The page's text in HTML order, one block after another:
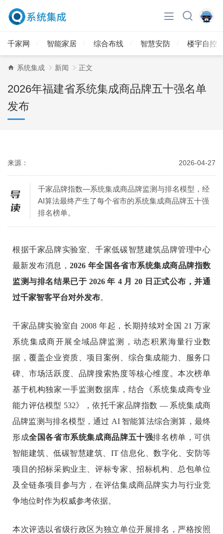
千家网 智能家居 综合布线 智慧安防 楼宇自控
系统集成 新闻 正文
2026年福建省系统集成商品牌五十强名单
发布
来源： 2026-04-27
千家品牌指数—系统集成商品牌监测与排名模型，经
AI算法最终产生了每个省市的系统集成商品牌五十强
排名榜单。
根据千家品牌实验室、千家低碳智慧建筑品牌管理中心
最新发布消息，2026 年全国各省市系统集成商品牌指数
监测与排名结果已于 2026 年 4月20 日正式公布，并通
过千家智客平台对外发布。
千家品牌实验室自 2008 年起，长期持续对全国 21 万家
系统集成商开展全域品牌监测，动态积累海量行业数
据，覆盖企业资质、项目案例、综合集成能力、服务口
碑、市场活跃度、品牌搜索热度等核心维度。本次榜单
基于机构独家一手监测数据库，结合《系统集成商专业
能力评估模型 532》，依托千家品牌指数 — 系统集成商
品牌监测与排名模型，通过 AI 智能算法综合测算，最终
形成全国各省市系统集成商品牌五十强排名榜单，可供
智能建筑、低碳智慧建筑、IT 信息化、数字化、安防等
项目的招标采购业主、评标专家、招标机构、总包单位
及全链条项目参与方，在评估集成商品牌实力与行业竞
争地位时作为权威参考依据。
本次评选以省级行政区为独立单位开展排名，严格按照